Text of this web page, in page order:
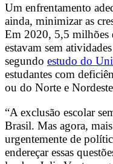
Um enfrentamento
ainda, minimizar as
Em 2020, 5,5 milhões
estavam sem
segundo estudo do
estudantes com
ou do Norte e
“A exclusão escolar
Brasil. Mas agora,
urgentemente de
endereçar essas